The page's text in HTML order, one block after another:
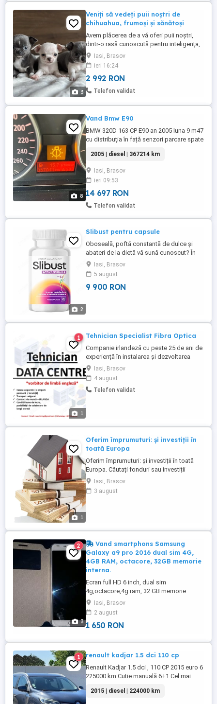
3
Veniți să vedeți puii noștri de
chihuahua, frumoși și sănătoși
Avem plăcerea de a vă oferi puii noștri,
dintr-o rasă cunoscută pentru inteligența,
loialitatea și energia sa. Aceștia sunt
companioni excelenți atât pentru familii,
cât și pentru persoanele active care își
doresc un câine protector, ușor de dresat
și mereu implicat. Acești pui sunt potriviți
Iasi, Brasov
ieri 16:24
2 992 RON
Telefon validat
8
Vand Bmw E90
BMW 320D 163 CP E90 an 2005 luna 9 m47
cu distribuția în față senzori parcare spate
ploaie comenzi volan climă pe 2 zone
funcțională interior textil jante pe 16 se pot
pune jante pe 17 18 19 fiscal pe loc mai
multe detalii la telefon
2005 | diesel | 367214 km
Iasi, Brasov
ieri 09:53
14 697 RON
Telefon validat
2
Slibust pentru capsule
Oboseală, poftă constantă de dulce și
abateri de la dietă vă sună cunoscut? În
timpul deficitului caloric, tocmai acești
factori împiedică cel mai des obținerea
rezultatelor. Energia este insuficientă,
apetitul fluctuează, iar greutatea rămâne
Iasi, Brasov
5 august
9 900 RON
1
1 Tehnician Specialist Fibra Optica
Companie irlandeză cu peste 25 de ani de
experiență în instalarea și dezvoltarea
rețelelor de telecomunicații recrutează
Tehnicieni Telecomunicații pentru
proiecte desfășurate în mai multe țări
europene. Activăm în proiecte complexe
Iasi, Brasov
4 august
Telefon validat
1
Oferim împrumuturi: și investiții în
toată Europa
Oferim împrumuturi: și investiții în toată
Europa. Căutați fonduri sau investiții
pentru a vă dezvolta afacerea, fie că este
vorba de un proiect, cumpărarea unui
apartament sau orice alt motiv? Avem
Iasi, Brasov
3 august
3
2
Vand smartphons Samsung
Galaxy a9 pro 2016 dual sim 4G,
4GB RAM, octacore, 32GB memorie
interna.
Ecran full HD 6 inch, dual sim
4g,octacore,4g ram, 32 GB memorie
interna, slot card 256 Gb separat, camera
principala 16 mpx , filmare full hd, camera
secundara 8 mpx, filmare ful hd,
acumulator 5000 mah, incarcare rapida in
USB 2.0,Bluetooth 4.2,radio cu RDS ...
Iasi, Brasov
2 august
1 650 RON
1 renault kadjar 1.5 dci 110 cp
Renault Kadjar 1.5 dci , 110 CP 2015 euro 6
225000 km Cutie manuală 6+1 Cel mai
în octombrie 2025 Unic proprietar Itp
10.2027 Distribuție schimbată în august
2015 | diesel | 224000 km